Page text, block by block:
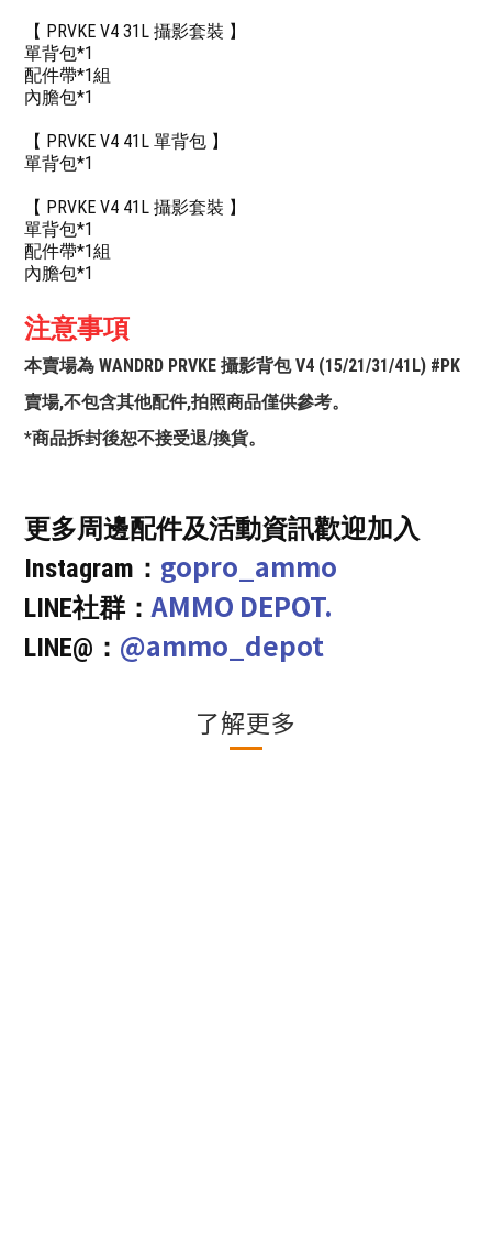
【 PRVKE V4 31L 攝影套裝 】
單背包*1
配件帶*1組
內膽包*1
【 PRVKE V4 41L 單背包 】
單背包*1
【 PRVKE V4 41L 攝影套裝 】
單背包*1
配件帶*1組
內膽包*1
注意事項
本賣場為 WANDRD PRVKE 攝影背包 V4 (15/21/31/41L) #PK
賣場,不包含其他配件,拍照商品僅供參考。
*商品拆封後恕不接受退/換貨。
更多周邊配件及活動資訊歡迎加入
Instagram： gopro_ammo
LINE社群：AMMO DEPOT.
LINE@： @ammo_depot
了解更多